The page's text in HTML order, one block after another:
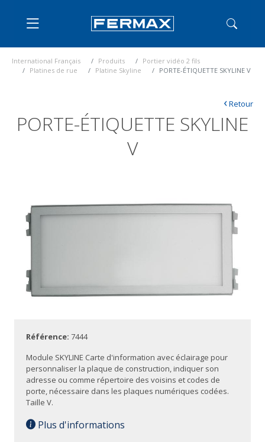
International Français Produits
Portier vidéo 2 fils
Platines de rue
Platine Skyline PORTE-ÉTIQUETTE SKYLINE V
PORTE-ÉTIQUETTE SKYLINE
V
‹Retour
Référence: 7444
Module SKYLINE Carte d'information avec éclairage pour
personnaliser la plaque de construction, indiquer son
adresse ou comme répertoire des voisins et codes de
porte, nécessaire dans les plaques numériques codées.
Taille V.
Plus d'informations